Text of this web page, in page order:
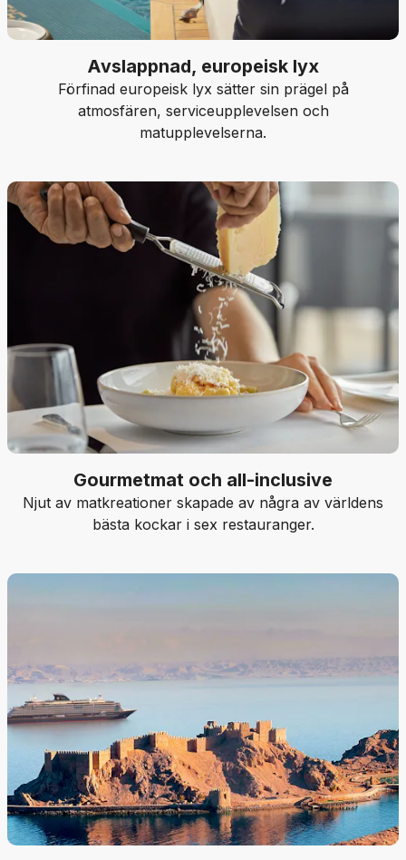
Avslappnad, europeisk lyx
Förfinad europeisk lyx sätter sin prägel på
atmosfären, serviceupplevelsen och
matupplevelserna.
Gourmetmat och all-inclusive
Njut av matkreationer skapade av några av världens
bästa kockar i sex restauranger.